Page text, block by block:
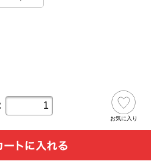
お気に入り